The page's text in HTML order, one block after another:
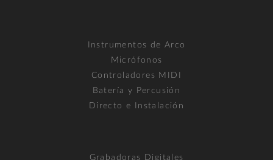
Instrumentos de Arco
Micrófonos
Controladores MIDI
Batería y Percusión
Directo e Instalación
Grabadoras Digitales